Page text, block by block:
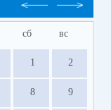
сб вс
1 2
8 9